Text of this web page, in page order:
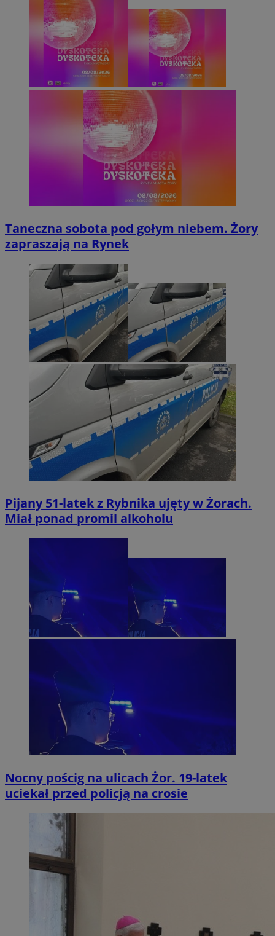
Taneczna sobota pod gołym niebem. Żory
zapraszają na Rynek
Pijany 51-latek z Rybnika ujęty w Żorach.
Miał ponad promil alkoholu
Nocny pościg na ulicach Żor. 19-latek
uciekał przed policją na crosie